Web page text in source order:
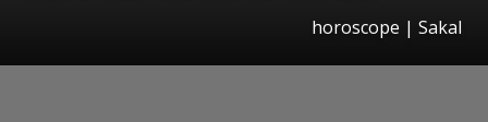
horoscope | Sakal